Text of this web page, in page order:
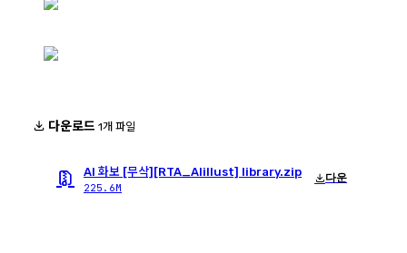
다운로드 1개 파일
AI 화보 [무삭][RTA_AIillust] library.zip
225.6M
다운